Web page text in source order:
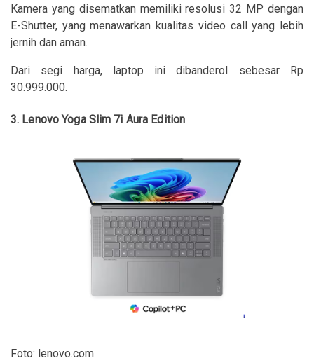
Kamera yang disematkan memiliki resolusi 32 MP dengan
E-Shutter, yang menawarkan kualitas video call yang lebih
jernih dan aman.
Dari segi harga, laptop ini dibanderol sebesar Rp
30.999.000.
3. Lenovo Yoga Slim 7i Aura Edition
Foto: lenovo.com